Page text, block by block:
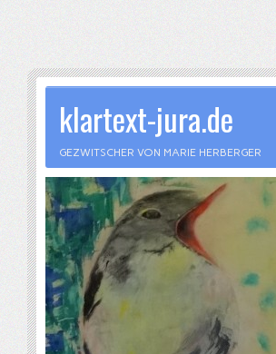
klartext-jura.de
GEZWITSCHER VON MARIE HERBERGER